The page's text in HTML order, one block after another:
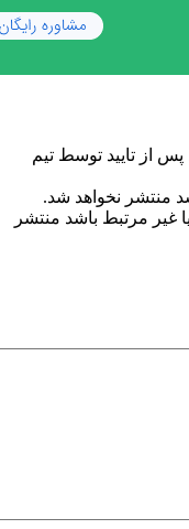
از تایید توسط تیم
منتشر نخواهد شد.
غیر مرتبط باشد منتشر